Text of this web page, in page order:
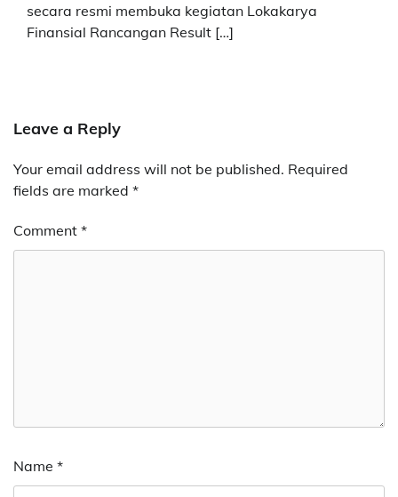
secara resmi membuka kegiatan Lokakarya
Finansial Rancangan Result […]
Leave a Reply
Your email address will not be published. Required
fields are marked *
Comment *
Name *